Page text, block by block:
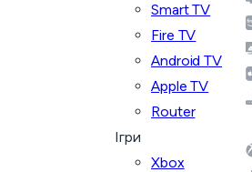
Smart TV
Fire TV
Android TV
Apple TV
Router
Ігри
Xbox